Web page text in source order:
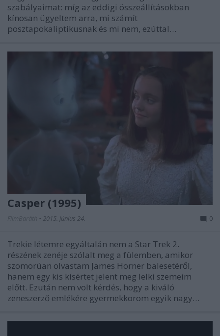
szabályaimat: míg az eddigi összeállításokban
kínosan ügyeltem arra, mi számít
posztapokaliptikusnak és mi nem, ezúttal…
Casper (1995)
• 2015. június 24. 0
Trekie létemre egyáltalán nem a Star Trek 2.
részének zenéje szólalt meg a fülemben, amikor
szomorúan olvastam James Horner balesetéről,
hanem egy kis kísértet jelent meg lelki szemeim
előtt. Ezután nem volt kérdés, hogy a kiváló
zeneszerző emlékére gyermekkorom egyik nagy…